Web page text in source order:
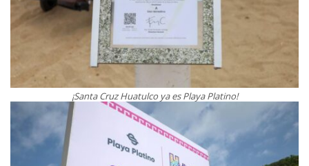
¡Santa Cruz Huatulco ya es Playa Platino!